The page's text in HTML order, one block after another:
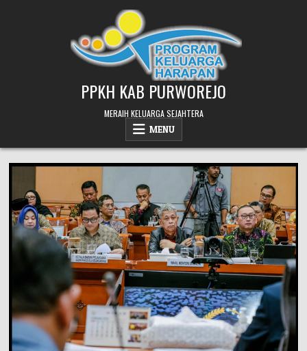
PPKH KAB PURWOREJO
MERAIH KELUARGA SEJAHTERA
MENU